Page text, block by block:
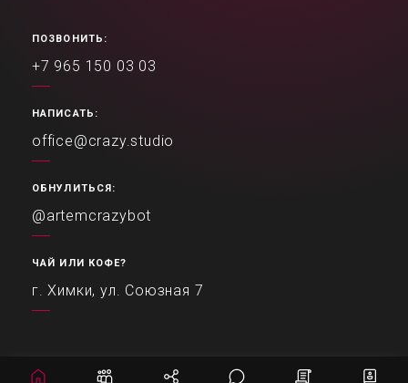
ПОЗВОНИТЬ:
+7 965 150 03 03
НАПИСАТЬ:
office@crazy.studio
ОБНУЛИТЬСЯ:
@artemcrazybot
ЧАЙ ИЛИ КОФЕ?
г. Химки, ул. Союзная 7